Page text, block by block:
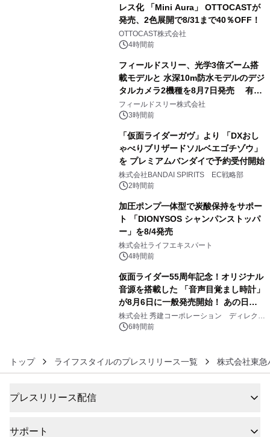
レス化 「Mini Aura」 OTTOCASTが
発売、2色展開で8/31まで40％OFF！
OTTOCAST株式会社
4時間前
フィールドスリー、光学3倍ズーム搭
載モデルと 水深10m防水モデルのデジ
タルカメラ2機種を8月7日発売 有効
約1300万画素、用途別に選べるコンデ
ジ新登場
フィールドスリー株式会社
3時間前
「仮面ライダーガヴ」より 「DXおし
ゃべりブリザードソルベエゴチゾウ」
を プレミアムバンダイで予約受付開始
株式会社BANDAI SPIRITS EC戦略部
2時間前
加圧ポンプ一体型で炭酸保持をサポー
ト 「DIONYSOS シャンパンストッパ
ー」を8/4発売
株式会社ライフエキスパート
4時間前
仮面ライダー55周年記念！オリジナル
音源を搭載した 「音声目覚まし時計」
が8月6日に一般発売開始！ あの日の
大興奮が今甦る
株式会社 秀建コーポレーション ディレクト
アートギャラリー
6時間前
トップ ライフスタイルのプレスリリース一覧 株式会社東急
プレスリリース配信
サポート